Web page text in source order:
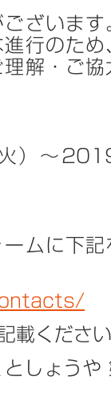
ざいま
行のた
解・ご
）～
ムに下
載くださ
としょう